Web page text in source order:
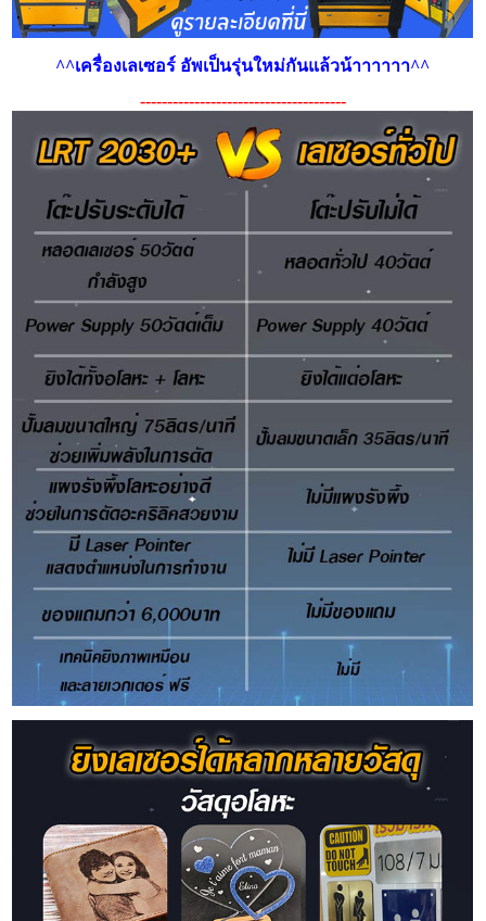
^^เครื่องเลเซอร์ อัพเป็นรุ่นใหม่กันแล้วน้าาาาาา^^
--------------------------------------